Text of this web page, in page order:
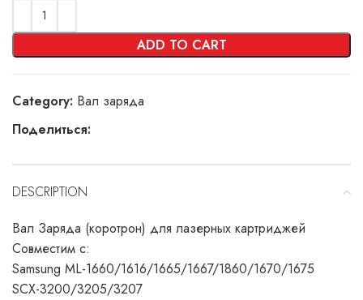
ADD TO CART
Category: Вал заряда
Поделиться:
DESCRIPTION
Вал Заряда (коротрон) для лазерных картриджей
Совместим с:
Samsung ML-1660/1616/1665/1667/1860/1670/1675
SCX-3200/3205/3207